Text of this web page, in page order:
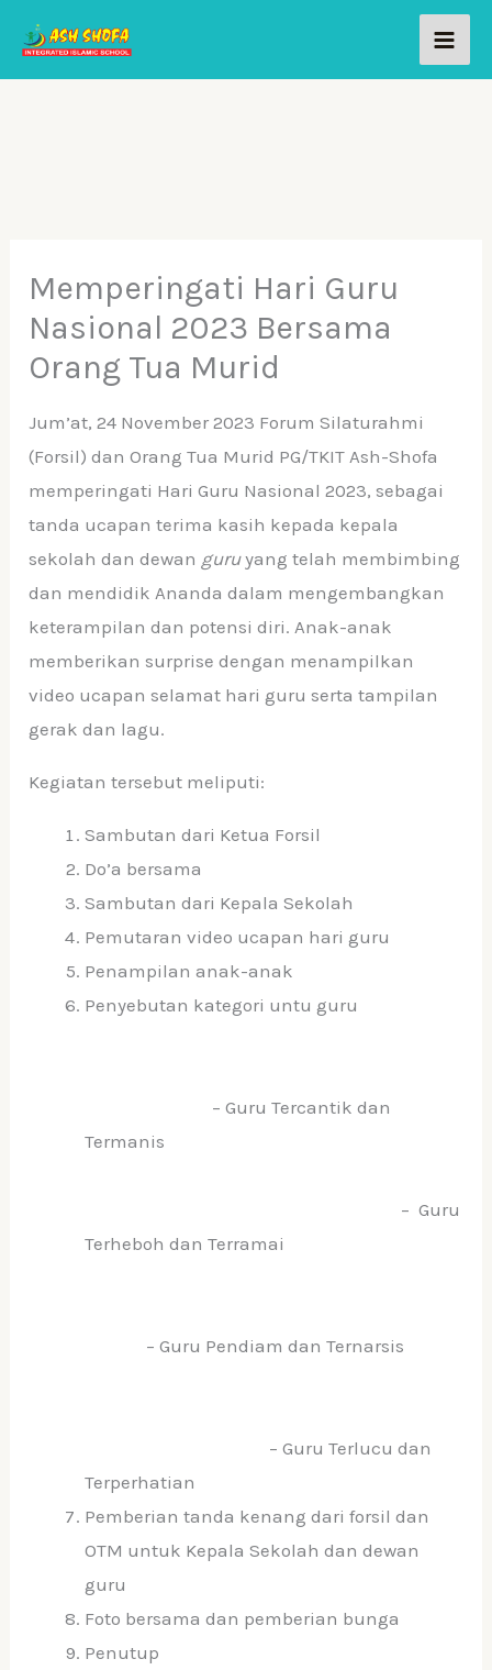
content
Memperingati Hari Guru
Nasional 2023 Bersama
Orang Tua Murid
Jum’at, 24 November 2023 Forum Silaturahmi
(Forsil) dan Orang Tua Murid PG/TKIT Ash-Shofa
memperingati Hari Guru Nasional 2023, sebagai
tanda ucapan terima kasih kepada kepala
sekolah dan dewan guruyang telah membimbing
dan mendidik Ananda dalam mengembangkan
keterampilan dan potensi diri. Anak-anak
memberikan surprise dengan menampilkan
video ucapan selamat hari guru serta tampilan
gerak dan lagu.
Kegiatan tersebut meliputi:
Sambutan dari Ketua Forsil
Do’a bersama
Sambutan dari Kepala Sekolah
Pemutaran video ucapan hari guru
Penampilan anak-anak
Penyebutan kategori untu guru
– Guru Tercantik dan
Termanis
– Guru
Terheboh dan Terramai
– Guru Pendiam dan Ternarsis
– Guru Terlucu dan
Terperhatian
Pemberian tanda kenang dari forsil dan
OTM untuk Kepala Sekolah dan dewan
guru
Foto bersama dan pemberian bunga
Penutup